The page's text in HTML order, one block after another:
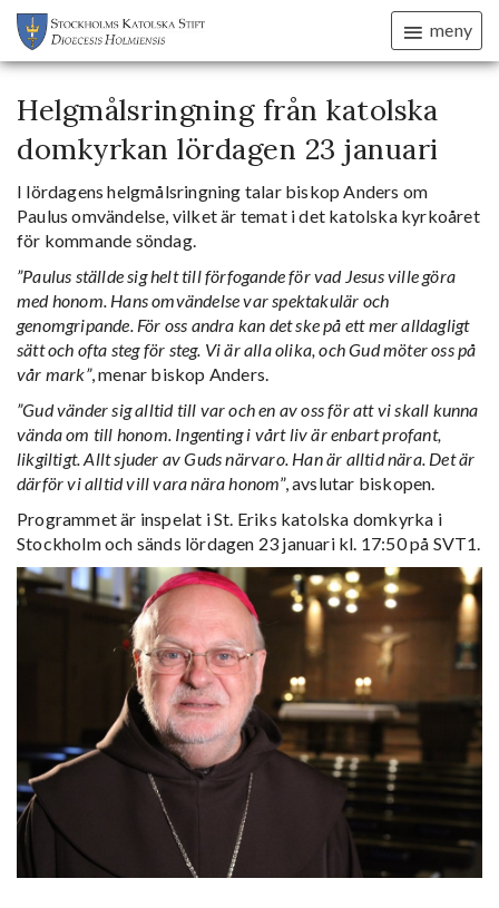
meny
Helgmålsringning från katolska
domkyrkan lördagen 23 januari
I lördagens helgmålsringning talar biskop Anders om
Paulus omvändelse, vilket är temat i det katolska kyrkoåret
för kommande söndag.
”Paulus ställde sig helt till förfogande för vad Jesus ville göra
med honom. Hans omvändelse var spektakulär och
genomgripande. För oss andra kan det ske på ett mer alldagligt
sätt och ofta steg för steg. Vi är alla olika, och Gud möter oss på
vår mark”, menar biskop Anders.
”Gud vänder sig alltid till var och en av oss för att vi skall kunna
vända om till honom. Ingenting i vårt liv är enbart profant,
likgiltigt. Allt sjuder av Guds närvaro. Han är alltid nära. Det är
därför vi alltid vill vara nära honom”, avslutar biskopen.
Programmet är inspelat i St. Eriks katolska domkyrka i
Stockholm och sänds lördagen 23 januari kl. 17:50 på SVT1.